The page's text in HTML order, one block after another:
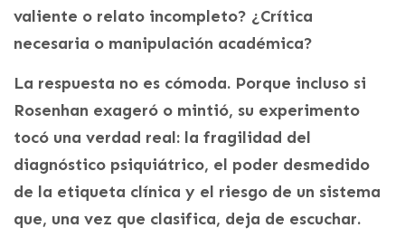
valiente o relato incompleto? ¿Crítica
necesaria o manipulación académica?
La respuesta no es cómoda. Porque incluso si
Rosenhan exageró o mintió, su experimento
tocó una verdad real: la fragilidad del
diagnóstico psiquiátrico, el poder desmedido
de la etiqueta clínica y el riesgo de un sistema
que, una vez que clasifica, deja de escuchar.